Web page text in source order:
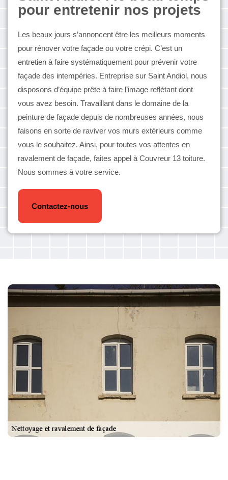
pour entretenir nos projets
Les beaux jours s’annoncent être les meilleurs moments
pour rénover votre façade ou votre crépi. C’est un
entretien à faire systématiquement pour prévenir votre
façade des intempéries. Entreprise sur Saint Andiol, nous
disposons d’équipe prête à faire l’image reflétant dont
vous avez besoin. Travaillant dans le domaine de la
peinture de façade depuis de nombreuses années, nous
faisons en sorte de raviver vos murs extérieurs comme
vous le souhaitez. Ainsi, pour toutes vos attentes en
ravalement de façade, faites appel à Couvreur 13 toiture.
Nous sommes à votre service.
Contactez-nous